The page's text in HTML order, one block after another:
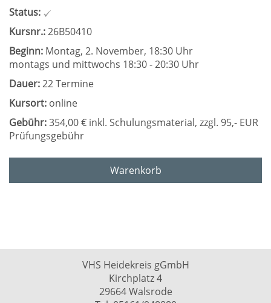
Status:
Kursnr.:26B50410
Beginn: Montag, 2. November, 18:30 Uhr
montags und mittwochs 18:30 - 20:30 Uhr
Dauer:22 Termine
Kursort: online
Gebühr:354,00 € inkl. Schulungsmaterial, zzgl. 95,- EUR
Prüfungsgebühr
Warenkorb
VHS Heidekreis gGmbH
Kirchplatz 4
29664 Walsrode